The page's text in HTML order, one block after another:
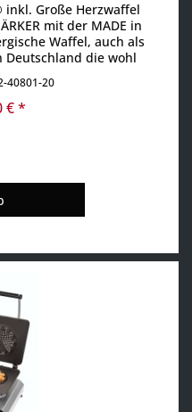
Große Herzwaffel
mit der MADE in
Waffel, auch als
die wohl
klassische Waffel
mit Zutaten nach
40801-20
€ *